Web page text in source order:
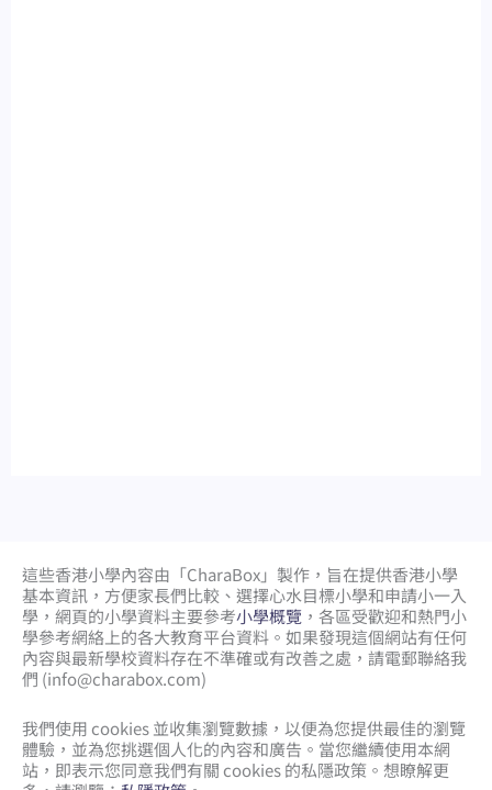
這些香港小學內容由「CharaBox」製作，旨在提供香港小學
基本資訊，方便家長們比較、 選擇心水目標小學和申請小一入
學，網頁的小學資料主要參考小學概覽 ，各區受歡迎和熱門小
學參考網絡上的各大教育平台資料。如果發現這個網站有任何
內容與最新學校資料存在不準確或有改善之處，請電郵聯絡我
們 (info@charabox.com)
我們使用 cookies 並收集瀏覽數據，以便為您提供最佳的瀏覽
體驗，並為您挑選個人化的內容和廣告。當您繼續使用本網
站，即表示您同意我們有關 cookies 的私隱政策。想瞭解更